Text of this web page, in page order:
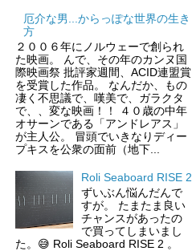
厄介な男...からっぽな世界の生き
方
２００６年にノルウェーで創られ
た映画。 んで、その年のカンヌ国
際映画祭 批評家週間、ACID連盟賞
を受賞した作品。 なんだか、もの
凄く不思議で、嘆美で、ガラクタ
で、、変な映画！！ ４０歳の中年
オサーンである「アンドレアス」
が主人公。 冒頭でいきなりディー
プキスを公衆の面前（地下...
Roli Seaboard RISE 2
ずいぶん悩んだんで
すが。 たまたま良い
チャンスがあったの
で買ってしまいまし
た。😅 Roli Seaboard RISE 2 。